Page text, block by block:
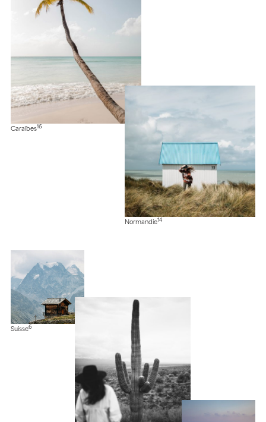
Caraïbes16
Normandie14
Suisse6